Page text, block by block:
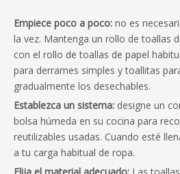
Empiece poco a poco: no es
la vez. Mantenga un rollo de toallas
con el rollo de toallas de papel
para derrames simples y toallitas
gradualmente los desechables.
Establezca un sistema: designe un
bolsa húmeda en su cocina para
reutilizables usadas. Cuando esté
a tu carga habitual de ropa.